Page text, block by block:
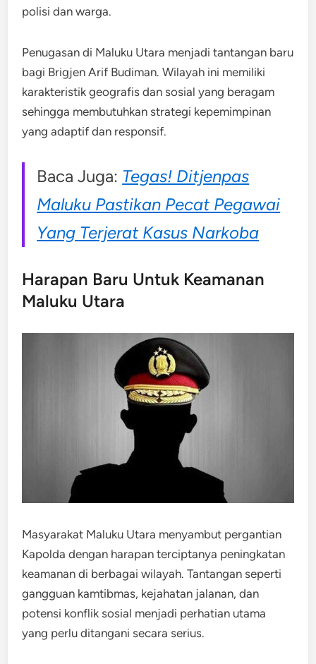
polisi dan warga.
Penugasan di Maluku Utara menjadi tantangan baru
bagi Brigjen Arif Budiman. Wilayah ini memiliki
karakteristik geografis dan sosial yang beragam
sehingga membutuhkan strategi kepemimpinan
yang adaptif dan responsif.
Baca Juga: Tegas! Ditjenpas
Maluku Pastikan Pecat Pegawai
Yang Terjerat Kasus Narkoba
Harapan Baru Untuk Keamanan
Maluku Utara
Masyarakat Maluku Utara menyambut pergantian
Kapolda dengan harapan terciptanya peningkatan
keamanan di berbagai wilayah. Tantangan seperti
gangguan kamtibmas, kejahatan jalanan, dan
potensi konflik sosial menjadi perhatian utama
yang perlu ditangani secara serius.